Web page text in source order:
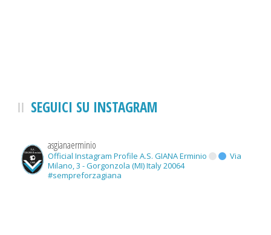
SEGUICI SU INSTAGRAM
asgianaerminio
Official Instagram Profile A.S. GIANA Erminio
Via
Milano, 3 - Gorgonzola (MI) Italy 20064
#sempreforzagiana